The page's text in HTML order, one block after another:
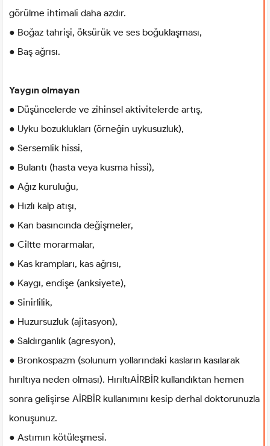
görülme ihtimali daha azdır.
● Boğaz tahrişi, öksürük ve ses boğuklaşması,
● Baş ağrısı.
Yaygın olmayan
● Düşüncelerde ve zihinsel aktivitelerde artış,
● Uyku bozuklukları (örneğin uykusuzluk),
● Sersemlik hissi,
● Bulantı (hasta veya kusma hissi),
● Ağız kuruluğu,
● Hızlı kalp atışı,
● Kan basıncında değişmeler,
● Ciltte morarmalar,
● Kas krampları, kas ağrısı,
● Kaygı, endişe (anksiyete),
● Sinirlilik,
● Huzursuzluk (ajitasyon),
● Saldırganlık (agresyon),
● Bronkospazm (solunum yollarındaki kasların kasılarak
hırıltıya neden olması). HırıltıAİRBİR kullandıktan hemen
sonra gelişirse AİRBİR kullanımını kesip derhal doktorunuzla
konuşunuz.
● Astımın kötüleşmesi.